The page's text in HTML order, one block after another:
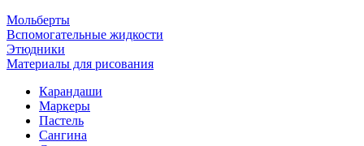
Мольберты
Вспомогательные жидкости
Этюдники
Материалы для рисования
Карандаши
Маркеры
Пастель
Сангина